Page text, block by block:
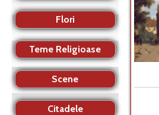
Flori
Teme Religioase
Scene
Citadele